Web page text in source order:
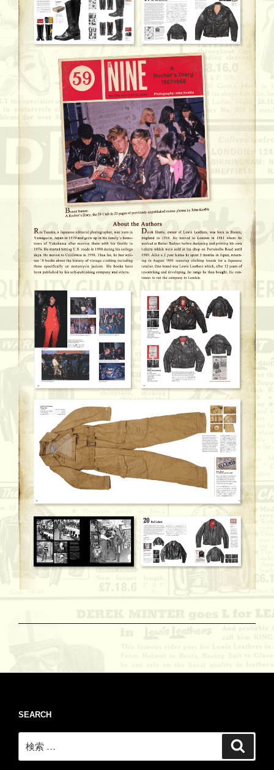
SEARCH
索: